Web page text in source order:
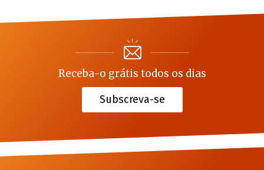
Receba-o grátis todos os dias
Subscreva-se